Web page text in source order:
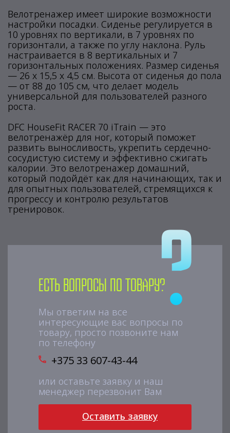
Велотренажер имеет широкие возможности
настройки посадки. Сиденье регулируется в
10 уровнях по вертикали, в 7 уровнях по
горизонтали, а также по углу наклона. Руль
настраивается в 8 вертикальных и 7
горизонтальных положениях. Размер сиденья
— 26 х 15,5 х 4,5 см. Высота от сиденья до пола
— от 88 до 105 см, что делает модель
универсальной для пользователей разного
роста.
DFC HouseFit RACER 70 iTrain — это
велотренажёр для ног, который поможет
развить выносливость, укрепить сердечно-
сосудистую систему и эффективно сжигать
калории. Это велотренажер домашний,
который подойдёт как для начинающих, так и
для опытных пользователей, стремящихся к
прогрессу и контролю результатов
тренировок.
Есть вопросы по товару?
Мы ответим на все
интересующие вас вопросы по
товару, просто позвоните нам
по телефону
+375 33 607-43-44
или оставьте заявку и наш
менеджер перезвонит Вам
Оставить заявку